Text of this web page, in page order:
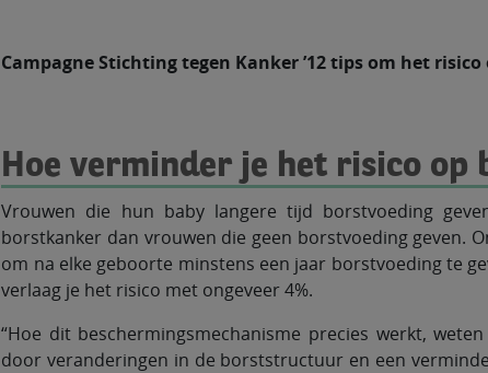
Campagne Stichting tegen Kanker ’12 tips om het
Hoe verminder je het risico op
Vrouwen die hun baby langere tijd borstvoeding
borstkanker dan vrouwen die geen borstvoeding geven.
om na elke geboorte minstens een jaar borstvoeding te
verlaag je het risico met ongeveer 4%.
“Hoe dit beschermingsmechanisme precies werkt,
door veranderingen in de borststructuur en een